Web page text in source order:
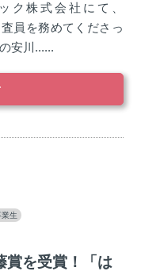
ク株式会社にて、
員を務めてくださっ
安川......
生
賞を受賞！「は